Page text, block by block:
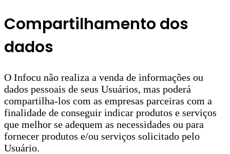
Compartilhamento dos
dados
O Infocu não realiza a venda de informações ou
dados pessoais de seus Usuários, mas poderá
compartilha-los com as empresas parceiras com a
finalidade de conseguir indicar produtos e serviços
que melhor se adequem as necessidades ou para
fornecer produtos e/ou serviços solicitado pelo
Usuário.